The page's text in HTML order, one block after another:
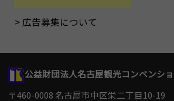
広告募集について
公益財団法人名古屋観光コンベンシ
〒460-0008 名古屋市中区栄二丁目10-19